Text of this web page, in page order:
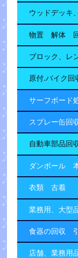
ウッドデッキ
物置 解体
ブロック、レ
原付.バイク回
サーフボード
スプレー缶
自動車部品回
ダンボール
衣類 古着
業務用、大型
食器の回収
店舗、業務用